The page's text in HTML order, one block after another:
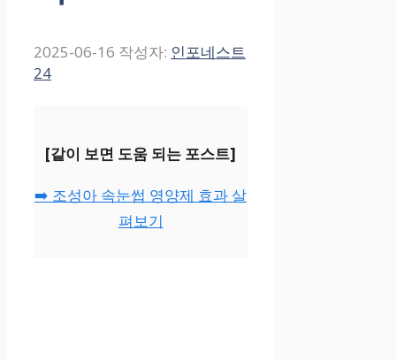
2025-06-16 작성자: 인포네스트
24
[같이 보면 도움 되는 포스트]
➡️ 조성아 속눈썹 영양제 효과 살
펴보기